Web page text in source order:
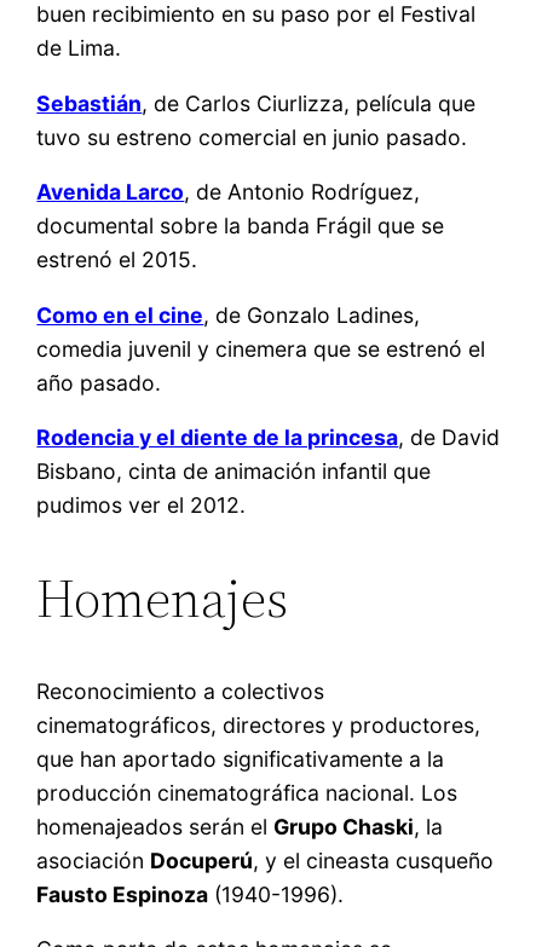
buen recibimiento en su paso por el Festival
de Lima.
Sebastián, de Carlos Ciurlizza, película que
tuvo su estreno comercial en junio pasado.
Avenida Larco, de Antonio Rodríguez,
documental sobre la banda Frágil que se
estrenó el 2015.
Como en el cine, de Gonzalo Ladines,
comedia juvenil y cinemera que se estrenó el
año pasado.
Rodencia y el diente de la princesa, de David
Bisbano, cinta de animación infantil que
pudimos ver el 2012.
Homenajes
Reconocimiento a colectivos
cinematográficos, directores y productores,
que han aportado significativamente a la
producción cinematográfica nacional. Los
homenajeados serán el Grupo Chaski, la
asociación Docuperú, y el cineasta cusqueño
Fausto Espinoza (1940-1996).